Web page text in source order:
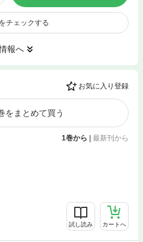
チェックする
報へ
お気に入り登録
をまとめて買う
1巻から 最新刊から
試し読み カートへ